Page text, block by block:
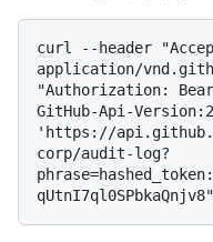
curl --header
application/
"Authorization:
GitHub-Api-
'https://
corp/audit-log?